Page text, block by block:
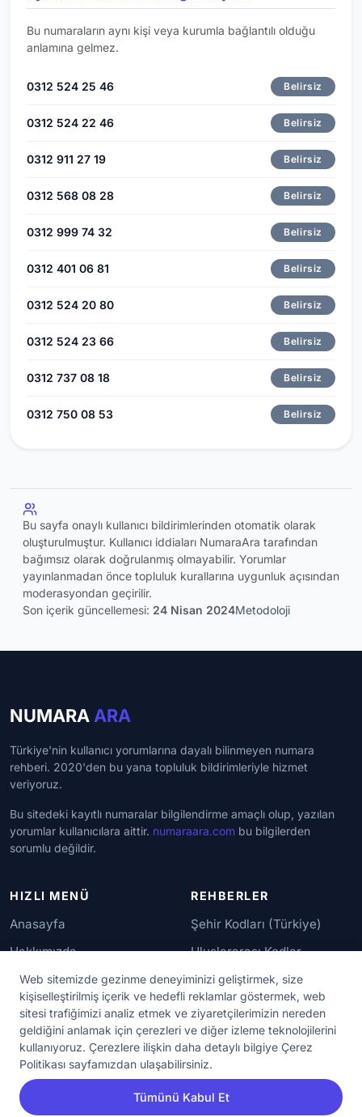
Web sitemizde gezinme deneyiminizi geliştirmek, size
kişiselleştirilmiş içerik ve hedefli reklamlar göstermek, web
sitesi trafiğimizi analiz etmek ve ziyaretçilerimizin nereden
geldiğini anlamak için çerezleri ve diğer izleme teknolojilerini
kullanıyoruz. Çerezlere ilişkin daha detaylı bilgiye Çerez
Politikası sayfamızdan ulaşabilirsiniz.
Tümünü Kabul Et
Bu numaraların aynı kişi veya kurumla bağlantılı olduğu
anlamına gelmez.
0312 524 25 46 Belirsiz
0312 524 22 46 Belirsiz
0312 911 27 19 Belirsiz
0312 568 08 28 Belirsiz
0312 999 74 32 Belirsiz
0312 401 06 81 Belirsiz
0312 524 20 80 Belirsiz
0312 524 23 66 Belirsiz
0312 737 08 18 Belirsiz
0312 750 08 53 Belirsiz
Bu sayfa onaylı kullanıcı bildirimlerinden otomatik olarak
oluşturulmuştur. Kullanıcı iddiaları NumaraAra tarafından
bağımsız olarak doğrulanmış olmayabilir. Yorumlar
yayınlanmadan önce topluluk kurallarına uygunluk açısından
moderasyondan geçirilir.
Son içerik güncellemesi: 24 Nisan 2024Metodoloji
NUMARA ARA
Türkiye'nin kullanıcı yorumlarına dayalı bilinmeyen numara
rehberi. 2020'den bu yana topluluk bildirimleriyle hizmet
veriyoruz.
Bu sitedeki kayıtlı numaralar bilgilendirme amaçlı olup, yazılan
yorumlar kullanıcılara aittir. numaraara.com bu bilgilerden
sorumlu değildir.
HIZLI MENÜ
Anasayfa
Hakkımızda
İletişim
REHBERLER
Şehir Kodları (Türkiye)
Uluslararası Kodlar
Güvenilir Numaralar
YASAL KORUMA
Kullanım Koşulları
Gizlilik Sözleşmesi
KVKK Aydınlatma Metni